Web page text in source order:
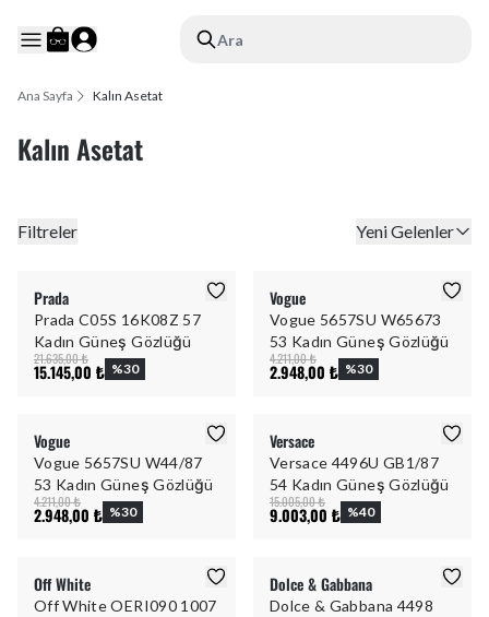
Ara
Ana Sayfa Kalın Asetat
Kalın Asetat
Filtreler Yeni Gelenler
Prada
Prada C05S 16K08Z 57
Kadın Güneş Gözlüğü
21.635,00 ₺
15.145,00 ₺ %30
Vogue
Vogue 5657SU W65673
53 Kadın Güneş Gözlüğü
4.211,00 ₺
2.948,00 ₺ %30
Vogue
Vogue 5657SU W44/87
53 Kadın Güneş Gözlüğü
4.211,00 ₺
2.948,00 ₺ %30
Versace
Versace 4496U GB1/87
54 Kadın Güneş Gözlüğü
15.005,00 ₺
9.003,00 ₺ %40
Off White
Off White OERI090 1007
Dolce & Gabbana
Dolce & Gabbana 4498